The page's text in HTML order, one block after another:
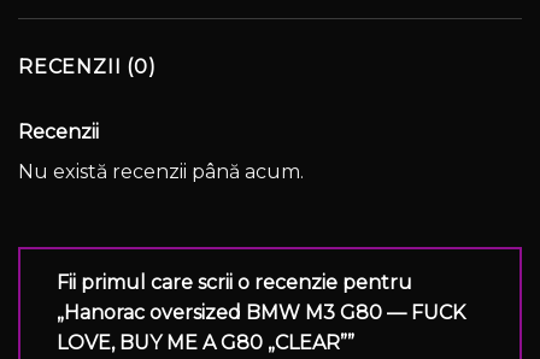
RECENZII (0)
Recenzii
Nu există recenzii până acum.
Fii primul care scrii o recenzie pentru
„Hanorac oversized BMW M3 G80 — FUCK
LOVE, BUY ME A G80 „CLEAR””